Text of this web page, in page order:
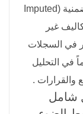
التكاليف الضمنية (Imputed
غير
في السجلات
في التحليل
والقرارات .
شامل